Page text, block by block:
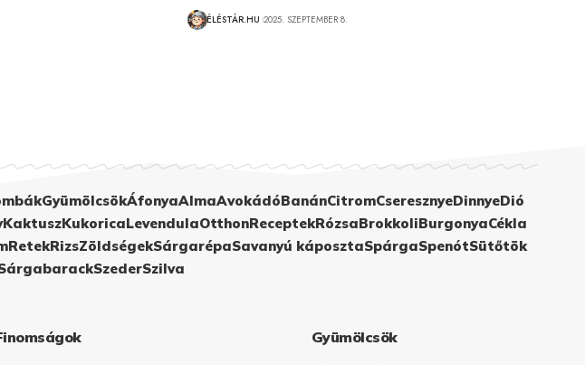
ÉLÉSTÁR.HU 2025. SZEPTEMBER 8.
GyümölcsökÁfonyaAlmaAvokádóBanánCitromCseresznyeDinnyeDió
KaktuszKukoricaLevendulaOtthonReceptekRózsaBrokkoliBurgonyaCékla
RetekRizsZöldségekSárgarépaSavanyú káposztaSpárgaSpenótSütőtök
SzederSzilva
Gyümölcsök